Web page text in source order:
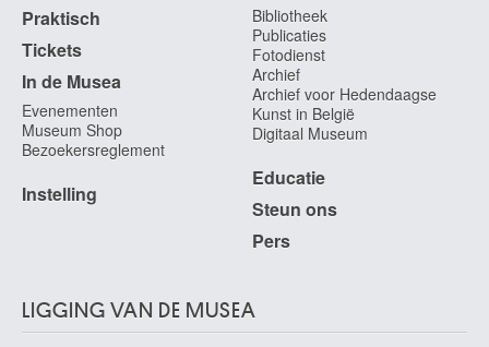
Praktisch
Tickets
In de Musea
Evenementen
Museum Shop
Bezoekersreglement
Instelling
Bibliotheek
Publicaties
Fotodienst
Archief
Archief voor Hedendaagse
Kunst in België
Digitaal Museum
Educatie
Steun ons
Pers
LIGGING VAN DE MUSEA